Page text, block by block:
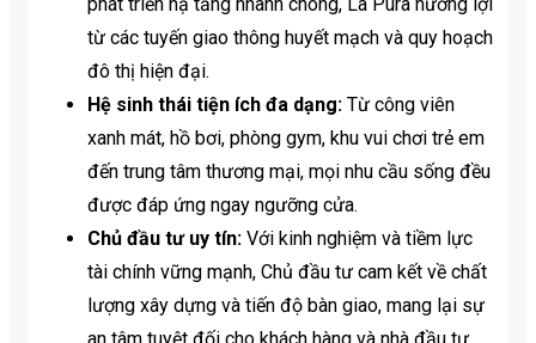
từ các tuyến giao thông huyết mạch và quy hoạch
đô thị hiện đại.
Hệ sinh thái tiện ích đa dạng: Từ công viên
xanh mát, hồ bơi, phòng gym, khu vui chơi trẻ em
đến trung tâm thương mại, mọi nhu cầu sống đều
được đáp ứng ngay ngưỡng cửa.
Chủ đầu tư uy tín: Với kinh nghiệm và tiềm lực
tài chính vững mạnh, Chủ đầu tư cam kết về chất
lượng xây dựng và tiến độ bàn giao, mang lại sự
an tâm tuyệt đối cho khách hàng và nhà đầu tư.